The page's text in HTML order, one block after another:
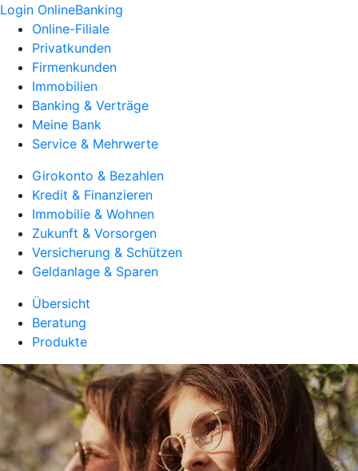
Login OnlineBanking
Online-Filiale
Privatkunden
Firmenkunden
Immobilien
Banking & Verträge
Meine Bank
Service & Mehrwerte
Girokonto & Bezahlen
Kredit & Finanzieren
Immobilie & Wohnen
Zukunft & Vorsorgen
Versicherung & Schützen
Geldanlage & Sparen
Übersicht
Beratung
Produkte